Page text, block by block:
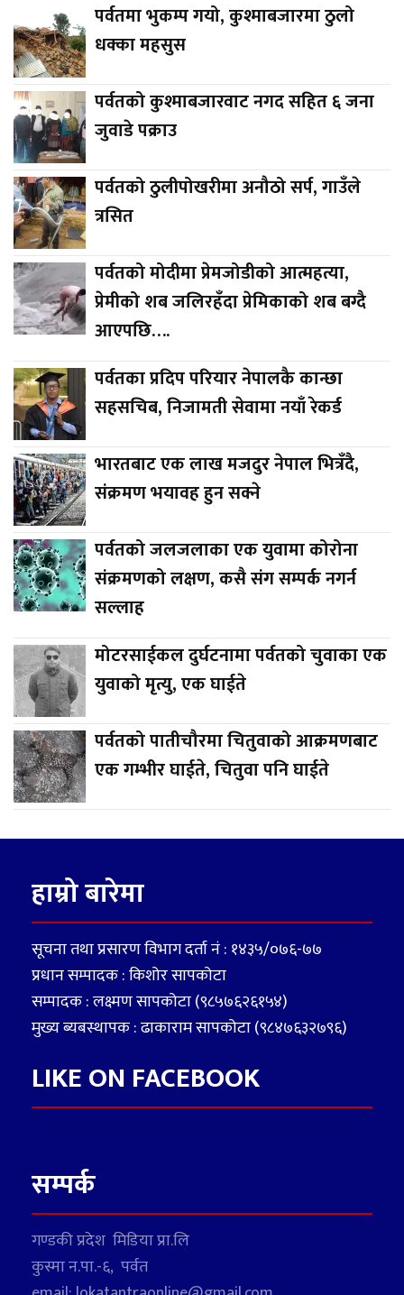
पर्वतमा भुकम्प गयो, कुश्माबजारमा ठुलो
धक्का महसुस
पर्वतको कुश्माबजारवाट नगद सहित ६ जना
जुवाडे पक्राउ
पर्वतको ठुलीपोखरीमा अनौठो सर्प, गाउँले
त्रसित
पर्वतको मोदीमा प्रेमजोडीको आत्महत्या,
प्रेमीको शब जलिरहँदा प्रेमिकाको शब बग्दै
आएपछि….
पर्वतका प्रदिप परियार नेपालकै कान्छा
सहसचिब, निजामती सेवामा नयाँ रेकर्ड
भारतबाट एक लाख मजदुर नेपाल भित्रँदै,
संक्रमण भयावह हुन सक्ने
पर्वतको जलजलाका एक युवामा कोरोना
संक्रमणको लक्षण, कसै संग सम्पर्क नगर्न
सल्लाह
मोटरसाईकल दुर्घटनामा पर्वतको चुवाका एक
युवाको मृत्यु, एक घाईते
पर्वतको पातीचौरमा चितुवाको आक्रमणबाट
एक गम्भीर घाईते, चितुवा पनि घाईते
हाम्रो बारेमा
सूचना तथा प्रसारण विभाग दर्ता नं : १४३५/०७६-७७
प्रधान सम्पादक : किशोर सापकोटा
सम्पादक : लक्ष्मण सापकोटा (९८५७६२६१५४)
मुख्य ब्यबस्थापक : ढाकाराम सापकोटा (९८४७६३२७९६)
LIKE ON FACEBOOK
सम्पर्क
गण्डकी प्रदेश मिडिया प्रा.लि
कुस्मा न.पा.-६, पर्वत